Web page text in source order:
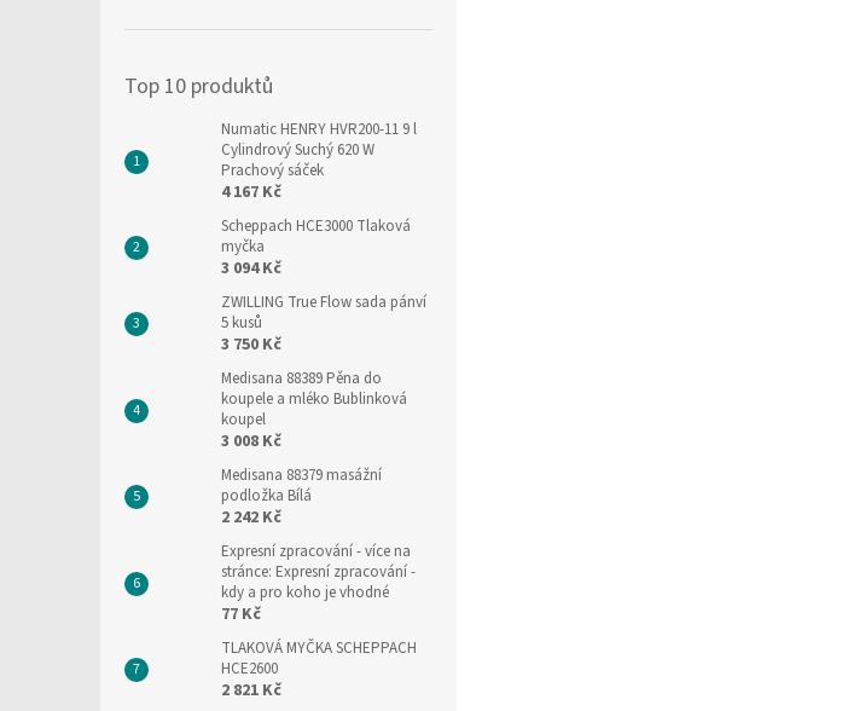
Top 10 produktů
Numatic HENRY HVR200-11 9 l
Cylindrový Suchý 620 W
Prachový sáček
4 167 Kč
Scheppach HCE3000 Tlaková
myčka
3 094 Kč
ZWILLING True Flow sada pánví
5 kusů
3 750 Kč
Medisana 88389 Pěna do
koupele a mléko Bublinková
koupel
3 008 Kč
Medisana 88379 masážní
podložka Bílá
2 242 Kč
Expresní zpracování- více na
stránce: Expresní zpracování -
kdy a pro koho je vhodné
77 Kč
TLAKOVÁ MYČKA SCHEPPACH
HCE2600
2 821 Kč